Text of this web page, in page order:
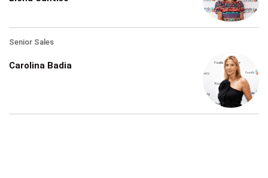
Senior Sales
Carolina Badia